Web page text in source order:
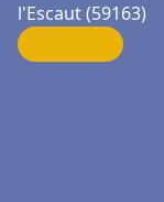
l'Escaut (59163)